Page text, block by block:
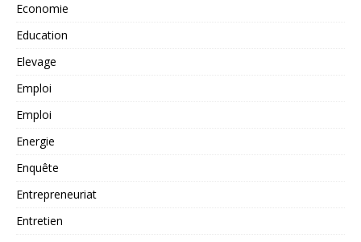
Economie
Education
Elevage
Emploi
Emploi
Energie
Enquête
Entrepreneuriat
Entretien